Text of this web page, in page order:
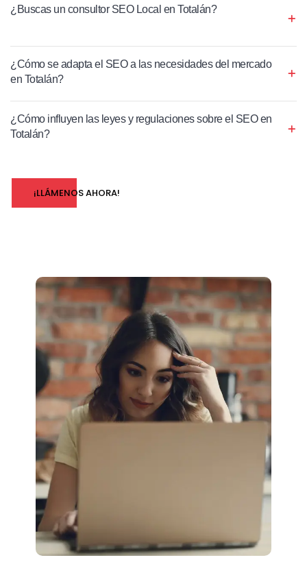
¿Buscas un consultor SEO Local en Totalán?
¿Cómo se adapta el SEO a las necesidades del mercado
en Totalán?
¿Cómo influyen las leyes y regulaciones sobre el SEO en
Totalán?
¡LLÁMENOS AHORA!